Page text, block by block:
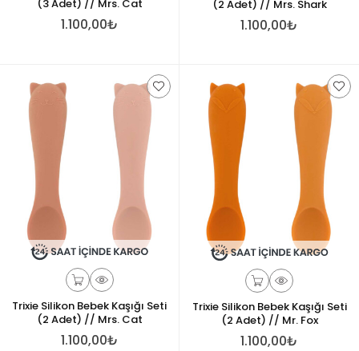
bağımsızlık duygusunu destekler.
(3 Adet) // Mrs. Cat
1.100,00₺
(2 Adet) // Mrs. Shark
1.100,00₺
Trixie Silikon Bebek Kaşığı Seti
(2 Adet) // Mrs. Cat
1.100,00₺
Trixie Silikon Bebek Kaşığı Seti
(2 Adet) // Mr. Fox
1.100,00₺